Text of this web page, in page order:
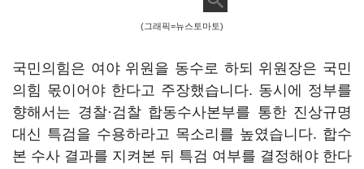
(그래픽=뉴스토마토)
국민의힘은 여야 위원을 동수로 하되 위원장은 국민
의힘 몫이어야 한다고 주장했습니다. 동시에 정부를
향해서는 경찰·검찰 합동수사본부를 통한 진상규명
대신 특검을 수용하라고 목소리를 높였습니다. 합수
본 수사 결과를 지켜본 뒤 특검 여부를 결정해야 한다